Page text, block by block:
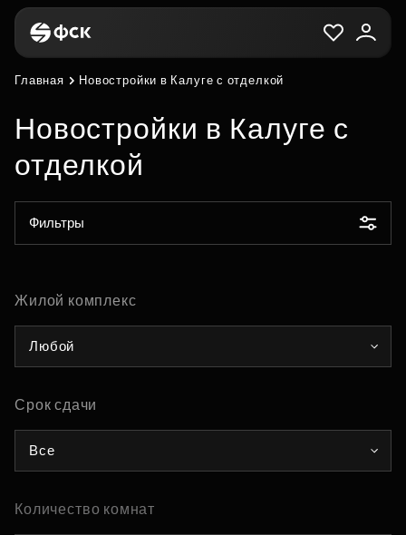
Главная Новостройки в Калуге с отделкой
Новостройки в Калуге с
отделкой
Фильтры
Жилой комплекс
Любой
Срок сдачи
Все
Количество комнат